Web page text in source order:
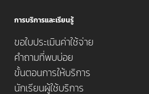
การบริการและเรียนรู้
ขอใบประเมินค่าใช้จ่าย
คำถามที่พบบ่อย
ขั้นตอนการให้บริการ
นักเรียนผู้ใช้บริการ